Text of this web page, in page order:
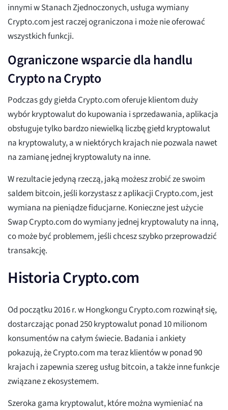
innymi w Stanach Zjednoczonych, usługa wymiany
Crypto.com jest raczej ograniczona i może nie oferować
wszystkich funkcji.
Ograniczone wsparcie dla handlu
Crypto na Crypto
Podczas gdy giełda Crypto.com oferuje klientom duży
wybór kryptowalut do kupowania i sprzedawania, aplikacja
obsługuje tylko bardzo niewielką liczbę giełd kryptowalut
na kryptowaluty, a w niektórych krajach nie pozwala nawet
na zamianę jednej kryptowaluty na inne.
W rezultacie jedyną rzeczą, jaką możesz zrobić ze swoim
saldem bitcoin, jeśli korzystasz z aplikacji Crypto.com, jest
wymiana na pieniądze fiducjarne. Konieczne jest użycie
Swap Crypto.com do wymiany jednej kryptowaluty na inną,
co może być problemem, jeśli chcesz szybko przeprowadzić
transakcję.
Historia Crypto.com
Od początku 2016 r. w Hongkongu Crypto.com rozwinął się,
dostarczając ponad 250 kryptowalut ponad 10 milionom
konsumentów na całym świecie. Badania i ankiety
pokazują, że Crypto.com ma teraz klientów w ponad 90
krajach i zapewnia szereg usług bitcoin, a także inne funkcje
związane z ekosystemem.
Szeroka gama kryptowalut, które można wymieniać na